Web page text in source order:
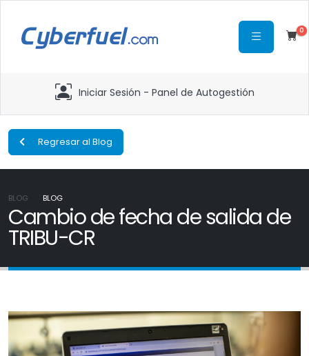
0
Iniciar Sesión - Panel de Autogestión
Regresar al Blog
BLOG BLOG
Cambio de fecha de salida de
TRIBU-CR